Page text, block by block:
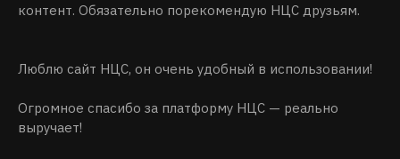
контент. Обязательно порекомендую НЦС друзьям.
Люблю сайт НЦС, он очень удобный в использовании!
Огромное спасибо за платформу НЦС — реально
выручает!